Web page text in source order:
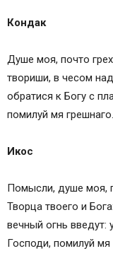
Кондак
Душе моя, почто
твориши, в чесом
обратися к Богу с
помилуй мя грешнаго.
Икос
Помысли, душе моя,
Творца твоего и
вечный огнь
Господи, помилуй мя